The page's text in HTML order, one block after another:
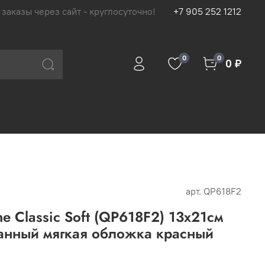
через сайт - круглосуточно! +7 905 252 1212
0 0 0 ₽
арт. QP618F2
Classic Soft (QP618F2) 13х21см
мягкая обложка красный